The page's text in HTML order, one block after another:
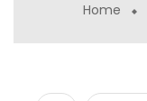
Home